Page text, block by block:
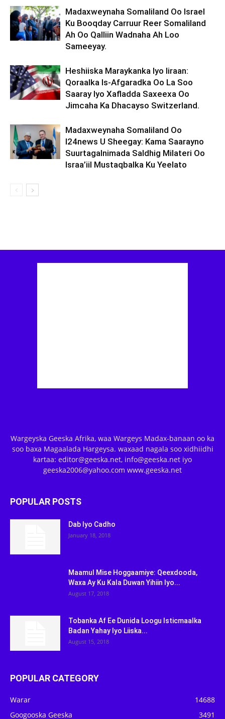
Madaxweynaha Somaliland Oo Israel
Ku Booqday Carruur Reer Somaliland
Ah Oo Qalliin Wadnaha Ah Loo
Sameeyay.
Heshiiska Maraykanka Iyo Iiraan:
Qoraalka Is-Afgaradka Oo La Soo
Saaray Iyo Xafladda Saxeexa Oo
Jimcaha Ka Dhacayso Switzerland.
Madaxweynaha Somaliland Oo
I24news U Sheegay: Kama Saarayno
Suurtagalnimada Saldhig Milateri Oo
Israa’iil Mustaqbalka Ku Yeelato
Wargeyska Geeska Afrika, waa Wargeys Madax-banaan oo ka
soo baxa Magaalada Hargeysa. waxaad nagala soo xidhiidhi
kartaa: editor@geeska.net, info@geeska.net iyo
geeska2006@yahoo.com www.geeska.net
POPULAR POSTS
Dab Iyo Cadho
January 18, 2018
Maamul Mise Hoggaamiye: Qeexdooda,
Waxa Ay Ku Kala Duwan Yihiin Iyo...
August 17, 2018
Tobanka Af Ee Dunida Loogu Isticmaalka
Badan Yahay Iyo Liiska...
August 15, 2018
POPULAR CATEGORY
Warar
14688
Googooska Geeska
3491